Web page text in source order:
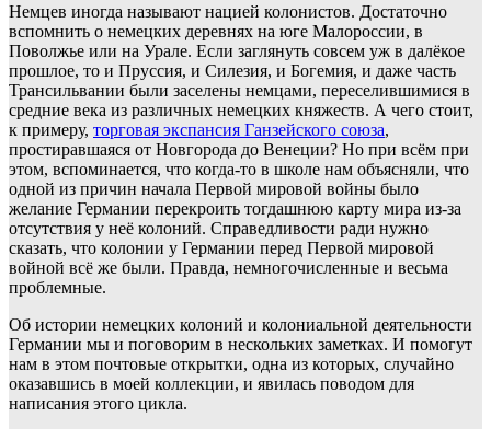
Немцев иногда называют нацией колонистов. Достаточно
вспомнить о немецких деревнях на юге Малороссии, в
Поволжье или на Урале. Если заглянуть совсем уж в далёкое
прошлое, то и Пруссия, и Силезия, и Богемия, и даже часть
Трансильвании были заселены немцами, переселившимися в
средние века из различных немецких княжеств. А чего стоит,
к примеру, торговая экспансия Ганзейского союза,
простиравшаяся от Новгорода до Венеции? Но при всём при
этом, вспоминается, что когда-то в школе нам объясняли, что
одной из причин начала Первой мировой войны было
желание Германии перекроить тогдашнюю карту мира из-за
отсутствия у неё колоний. Справедливости ради нужно
сказать, что колонии у Германии перед Первой мировой
войной всё же были. Правда, немногочисленные и весьма
проблемные.
Об истории немецких колоний и колониальной деятельности
Германии мы и поговорим в нескольких заметках. И помогут
нам в этом почтовые открытки, одна из которых, случайно
оказавшись в моей коллекции, и явилась поводом для
написания этого цикла.